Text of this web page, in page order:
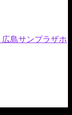
広島サンプラザホ